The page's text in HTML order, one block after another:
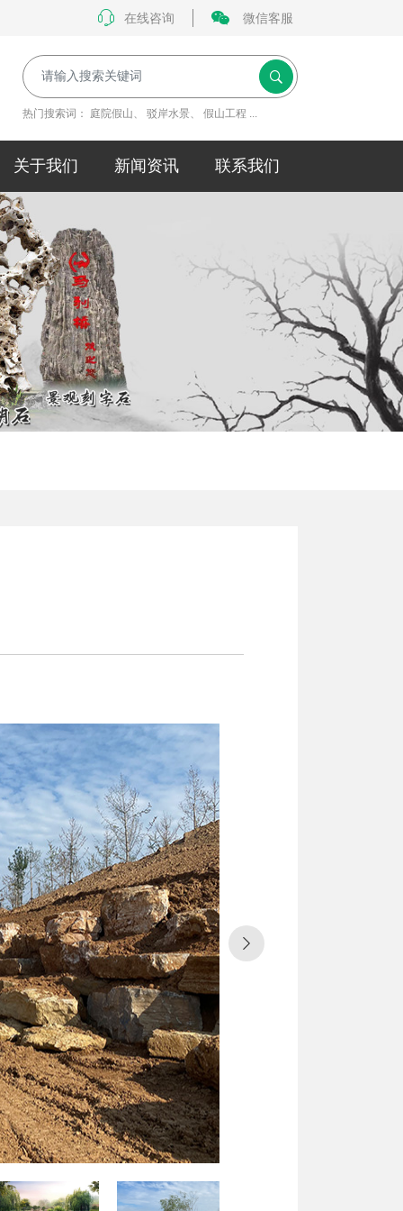
在线咨询 微信客服
热门搜索词： 庭院假山、 驳岸水景、 假山工程 ...
关于我们 新闻资讯 联系我们